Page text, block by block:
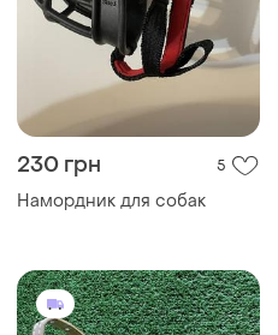
230 грн 5
Намордник для собак